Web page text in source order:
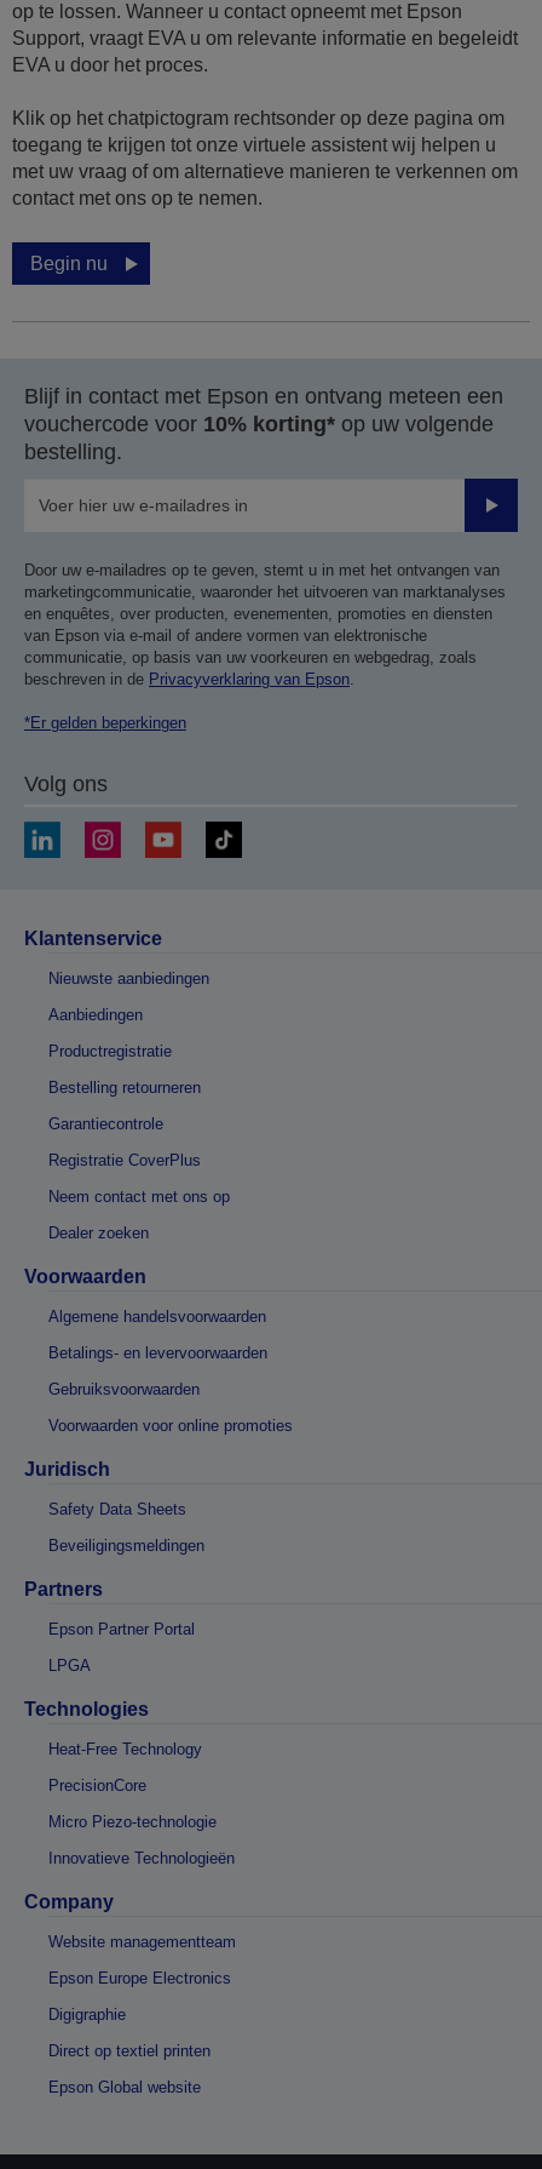
op te lossen. Wanneer u contact opneemt met Epson
Support, vraagt EVA u om relevante informatie en begeleidt
EVA u door het proces.
Klik op het chatpictogram rechtsonder op deze pagina om
toegang te krijgen tot onze virtuele assistent wij helpen u
met uw vraag of om alternatieve manieren te verkennen om
contact met ons op te nemen.
Begin nu
Blijf in contact met Epson en ontvang meteen een
vouchercode voor 10% korting* op uw volgende
bestelling.
Door uw e-mailadres op te geven, stemt u in met het ontvangen van
marketingcommunicatie, waaronder het uitvoeren van marktanalyses
en enquêtes, over producten, evenementen, promoties en diensten
van Epson via e-mail of andere vormen van elektronische
communicatie, op basis van uw voorkeuren en webgedrag, zoals
beschreven in de Privacyverklaring van Epson.
*Er gelden beperkingen
Volg ons
Klantenservice
Nieuwste aanbiedingen
Aanbiedingen
Productregistratie
Bestelling retourneren
Garantiecontrole
Registratie CoverPlus
Neem contact met ons op
Dealer zoeken
Voorwaarden
Algemene handelsvoorwaarden
Betalings- en levervoorwaarden
Gebruiksvoorwaarden
Voorwaarden voor online promoties
Juridisch
Safety Data Sheets
Beveiligingsmeldingen
Partners
Epson Partner Portal
LPGA
Technologies
Heat-Free Technology
PrecisionCore
Micro Piezo-technologie
Innovatieve Technologieën
Company
Website managementteam
Epson Europe Electronics
Digigraphie
Direct op textiel printen
Epson Global website